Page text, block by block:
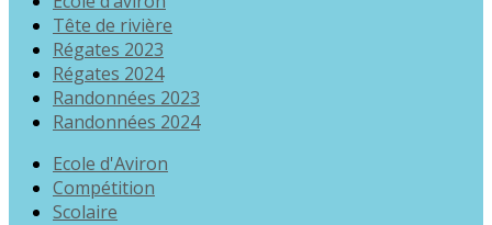
Tête de rivière
Régates 2023
Régates 2024
Randonnées 2023
Randonnées 2024
Ecole d'Aviron
Compétition
Scolaire